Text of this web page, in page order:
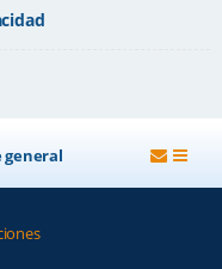
general